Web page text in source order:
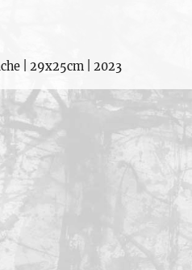
| 29x25cm | 2023